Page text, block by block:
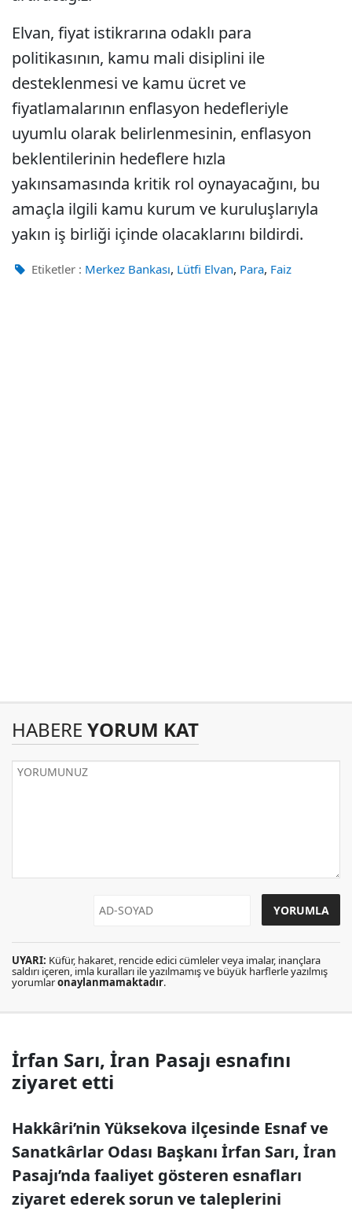
Elvan, fiyat istikrarına odaklı para
politikasının, kamu mali disiplini ile
desteklenmesi ve kamu ücret ve
fiyatlamalarının enflasyon hedefleriyle
uyumlu olarak belirlenmesinin, enflasyon
beklentilerinin hedeflere hızla
yakınsamasında kritik rol oynayacağını, bu
amaçla ilgili kamu kurum ve kuruluşlarıyla
yakın iş birliği içinde olacaklarını bildirdi.
Etiketler : Merkez Bankası, Lütfi Elvan, Para, Faiz
HABERE YORUM KAT
UYARI: Küfür, hakaret, rencide edici cümleler veya imalar, inançlara
saldırı içeren, imla kuralları ile yazılmamış ve büyük harflerle yazılmış
yorumlaronaylanmamaktadır.
İrfan Sarı, İran Pasajı esnafını
ziyaret etti
Hakkâri’nin Yüksekova ilçesinde Esnaf ve
Sanatkârlar Odası Başkanı İrfan Sarı, İran
Pasajı’nda faaliyet gösteren esnafları
ziyaret ederek sorun ve taleplerini